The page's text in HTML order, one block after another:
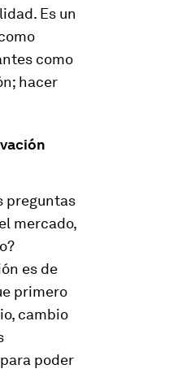
Es un
como
hacer
preguntas
mercado,
es de
primero
cambio
poder